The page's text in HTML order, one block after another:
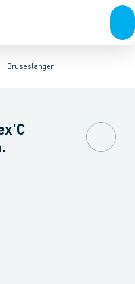
rørKuglehaner & ventiler
VaskeArmaturer
BruseslangerBrusestænger